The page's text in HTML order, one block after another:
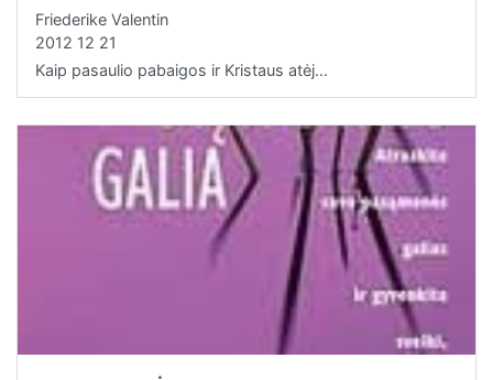
Friederike Valentin
2012 12 21
Kaip pasaulio pabaigos ir Kristaus atėj…